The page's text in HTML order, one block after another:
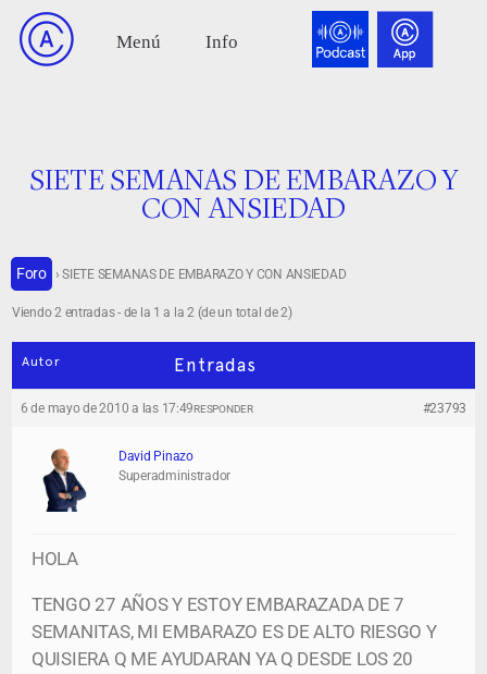
SIETE SEMANAS DE EMBARAZO Y
CON ANSIEDAD
Foro › SIETE SEMANAS DE EMBARAZO Y CON ANSIEDAD
Viendo 2 entradas - de la 1 a la 2 (de un total de 2)
Autor Entradas
6 de mayo de 2010 a las 17:49 #23793
RESPONDER
David Pinazo
Superadministrador
HOLA
TENGO 27 AÑOS Y ESTOY EMBARAZADA DE 7
SEMANITAS, MI EMBARAZO ES DE ALTO RIESGO Y
QUISIERA Q ME AYUDARAN YA Q DESDE LOS 20